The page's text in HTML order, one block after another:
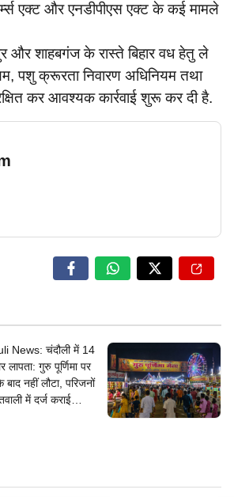
एक्ट और एनडीपीएस एक्ट के कई मामले
और शाहबगंज के रास्ते बिहार वध हेतु ले
पशु क्रूरता निवारण अधिनियम तथा
कर आवश्यक कार्रवाई शुरू कर दी है.
News: चंदौली में 14
लापता: गुरु पूर्णिमा पर
नहीं लौटा, परिजनों
में दर्ज कराई